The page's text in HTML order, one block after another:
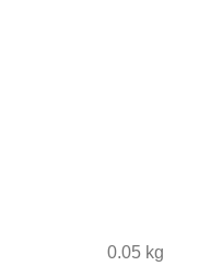
0.05 kg